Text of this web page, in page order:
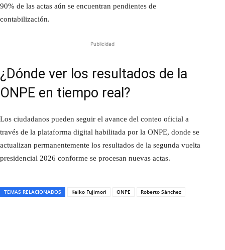
90% de las actas aún se encuentran pendientes de
contabilización.
Publicidad
¿Dónde ver los resultados de la
ONPE en tiempo real?
Los ciudadanos pueden seguir el avance del conteo oficial a
través de la plataforma digital habilitada por la ONPE, donde se
actualizan permanentemente los resultados de la segunda vuelta
presidencial 2026 conforme se procesan nuevas actas.
TEMAS RELACIONADOS Keiko Fujimori ONPE Roberto Sánchez